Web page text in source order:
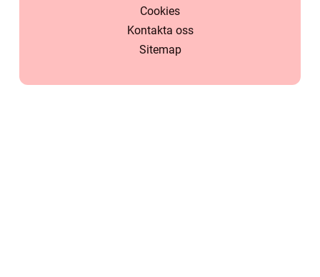
Cookies
Kontakta oss
Sitemap